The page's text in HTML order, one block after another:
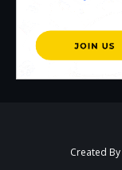
Created By